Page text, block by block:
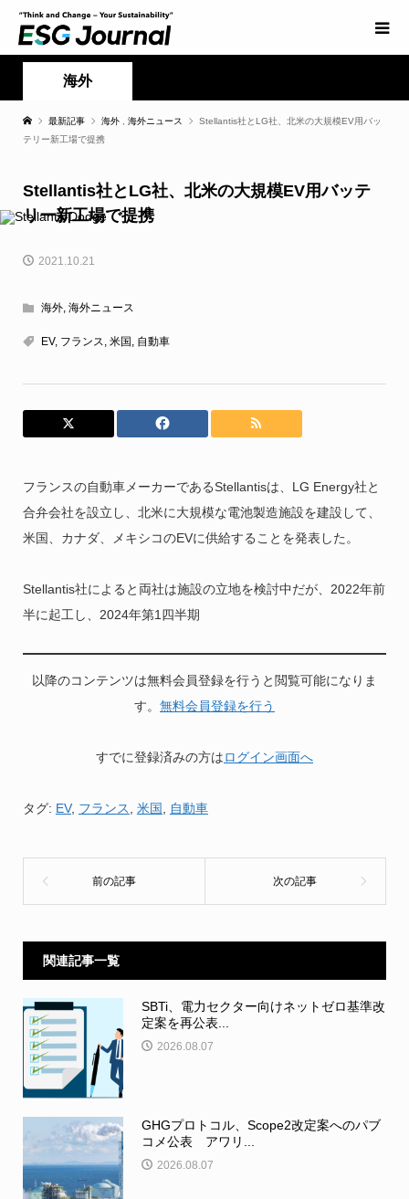
海外
最新記事 海外 海外ニュース
Stellantis社とLG社、北米の大規模EV用バッ
テリー新工場で提携
Stellantis社とLG社、北米の大規模EV用バッテ
リー新工場で提携
2021.10.21
海外, 海外ニュース
EV, フランス, 米国 , 自動車
フランスの自動車メーカーであるStellantisは、LG Energy社と
合弁会社を設立し、北米に大規模な電池製造施設を建設して、
米国、カナダ、メキシコのEVに供給することを発表した。
Stellantis社によると両社は施設の立地を検討中だが、2022年前
半に起工し、2024年第1四半期
以降のコンテンツは無料会員登録を行うと閲覧可能になりま
す。 無料会員登録を行う
すでに登録済みの方はログイン画面へ
タグ: EV, フランス 米国 自動車
関連記事一覧
SBTi、電力セクター向けネットゼロ基準改
定案を再公表...
2026.08.07
GHGプロトコル、Scope2改定案へのパブ
コメ公表 アワリ...
2026.08.07